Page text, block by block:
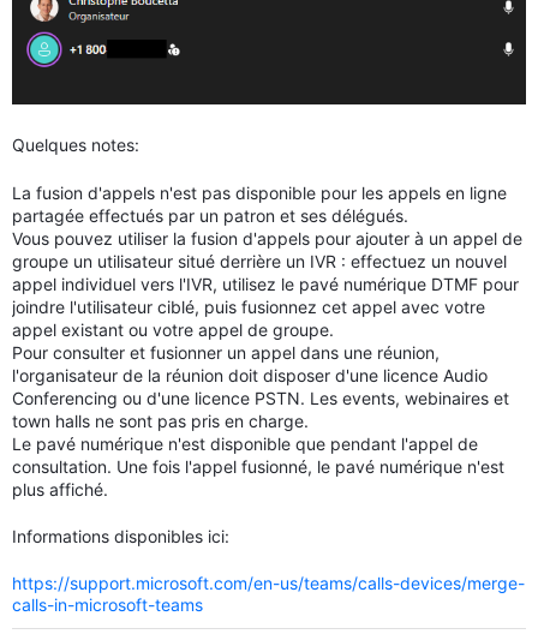
Quelques notes:
La fusion d'appels n'est pas disponible pour les appels en ligne
partagée effectués par un patron et ses délégués.
Vous pouvez utiliser la fusion d'appels pour ajouter à un appel de
groupe un utilisateur situé derrière un IVR : effectuez un nouvel
appel individuel vers l'IVR, utilisez le pavé numérique DTMF pour
joindre l'utilisateur ciblé, puis fusionnez cet appel avec votre
appel existant ou votre appel de groupe.
Pour consulter et fusionner un appel dans une réunion,
l'organisateur de la réunion doit disposer d'une licence Audio
Conferencing ou d'une licence PSTN. Les events, webinaires et
town halls ne sont pas pris en charge.
Le pavé numérique n'est disponible que pendant l'appel de
consultation. Une fois l'appel fusionné, le pavé numérique n'est
plus affiché.
Informations disponibles ici:
https://support.microsoft.com/en-us/teams/calls-devices/merge-
calls-in-microsoft-teams